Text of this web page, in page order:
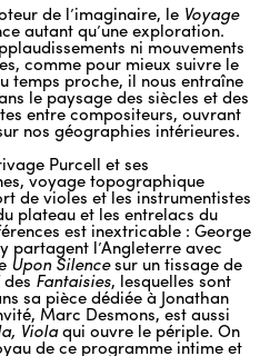
de l’imaginaire, le Voyage
autant qu’une exploration.
ni mouvements
comme pour mieux suivre le
temps proche, il nous entraîne
le paysage des siècles et des
entre compositeurs, ouvrant
nos géographies intérieures.
Purcell et ses
voyage topographique
de violes et les instrumentistes
plateau et les entrelacs du
est inextricable : George
partagent l’Angleterre avec
Upon Silencesur un tissage de
Fantaisies, lesquelles sont
sa pièce dédiée à Jonathan
Marc Desmons, est aussi
Violaqui ouvre le périple. On
de ce programme intime et